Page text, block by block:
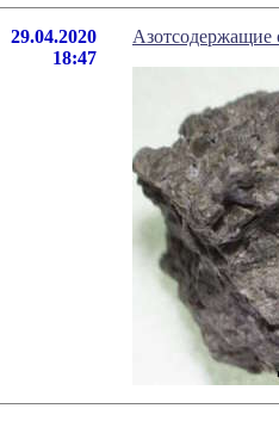
29.04.2020
18:47
Азотсодержащие